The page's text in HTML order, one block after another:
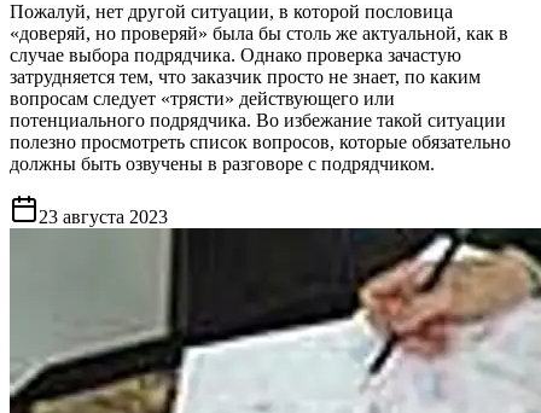
Пожалуй, нет другой ситуации, в которой пословица
«доверяй, но проверяй» была бы столь же актуальной, как в
случае выбора подрядчика. Однако проверка зачастую
затрудняется тем, что заказчик просто не знает, по каким
вопросам следует «трясти» действующего или
потенциального подрядчика. Во избежание такой ситуации
полезно просмотреть список вопросов, которые обязательно
должны быть озвучены в разговоре с подрядчиком.
23 августа 2023